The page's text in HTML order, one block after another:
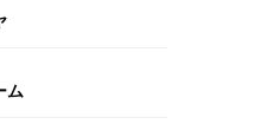
ム